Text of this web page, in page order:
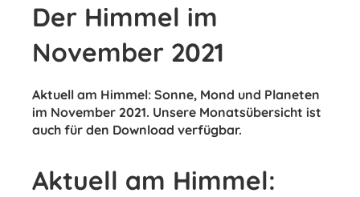
Der Himmel im
November 2021
Aktuell am Himmel: Sonne, Mond und Planeten
im November 2021. Unsere Monatsübersicht ist
auch für den Download verfügbar.
Aktuell am Himmel: